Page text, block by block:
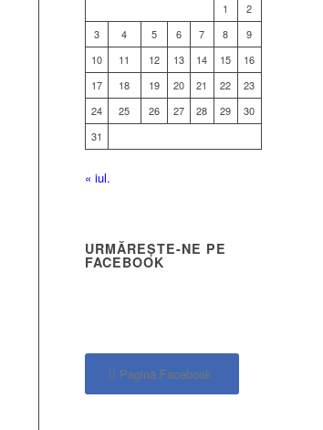
1
2
3
4 5 6 7 8
9
10
11 12 13 14 15
16
17
18 19 20 21 22
23
24
25 26 27 28 29
30
31
« iul.
URMĂREȘTE-NE PE
FACEBOOK
Pagină Facebook